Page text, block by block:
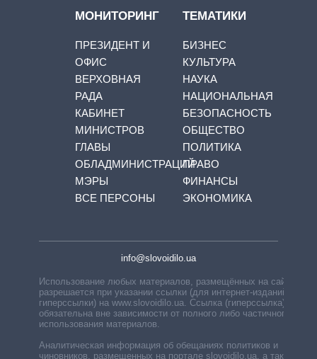
МОНИТОРИНГ
ПРЕЗИДЕНТ И
ОФИС
ВЕРХОВНАЯ
РАДА
КАБИНЕТ
МИНИСТРОВ
ГЛАВЫ
ОБЛАДМИНИСТРАЦИЙ
МЭРЫ
ВСЕ ПЕРСОНЫ
ТЕМАТИКИ
БИЗНЕС
КУЛЬТУРА
НАУКА
НАЦИОНАЛЬНАЯ
БЕЗОПАСНОСТЬ
ОБЩЕСТВО
ПОЛИТИКА
ПРАВО
ФИНАНСЫ
ЭКОНОМИКА
info@slovoidilo.ua
Использование любых материалов, размещённых на сайте,
разрешается при указании ссылки (для интернет-изданий —
гиперссылки) на www.slovoidilo.ua. Ссылка (гиперссылка)
обязательна вне зависимости от полного либо частичного
использования материалов.
Аналитическая информация об обещаниях политиков и
чиновников, размещенных на портале slovoidilo.ua, а также